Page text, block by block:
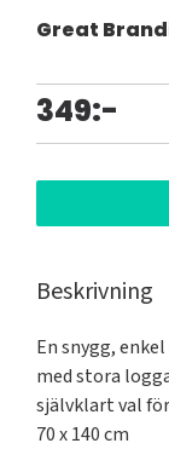
Great
349:-
Beskrivning
En snygg,
med stora
självklart val
70 x 140 cm